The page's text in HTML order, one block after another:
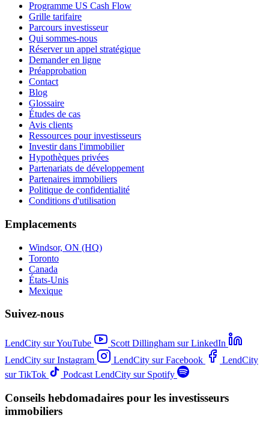
Programme US Cash Flow
Grille tarifaire
Parcours investisseur
Qui sommes-nous
Réserver un appel stratégique
Demander en ligne
Préapprobation
Contact
Blog
Glossaire
Études de cas
Avis clients
Ressources pour investisseurs
Investir dans l'immobilier
Hypothèques privées
Partenariats de développement
Partenaires immobiliers
Politique de confidentialité
Conditions d'utilisation
Emplacements
Windsor, ON (HQ)
Toronto
Canada
États-Unis
Mexique
Suivez-nous
LendCity sur YouTube
Scott Dillingham sur LinkedIn
LendCity sur Instagram
LendCity sur Facebook
LendCity
sur TikTok
Podcast LendCity sur Spotify
Conseils hebdomadaires pour les investisseurs
immobiliers